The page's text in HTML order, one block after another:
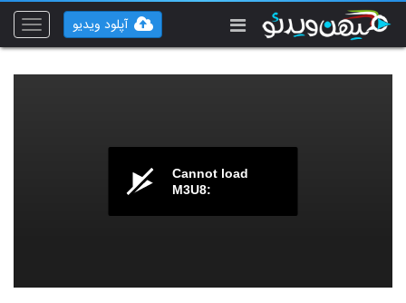
Toggle
آپلود ویدیو
Cannot load
M3U8: